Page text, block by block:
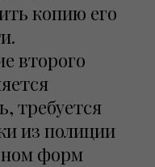
копию его
второго
требуется
из полиции
форм